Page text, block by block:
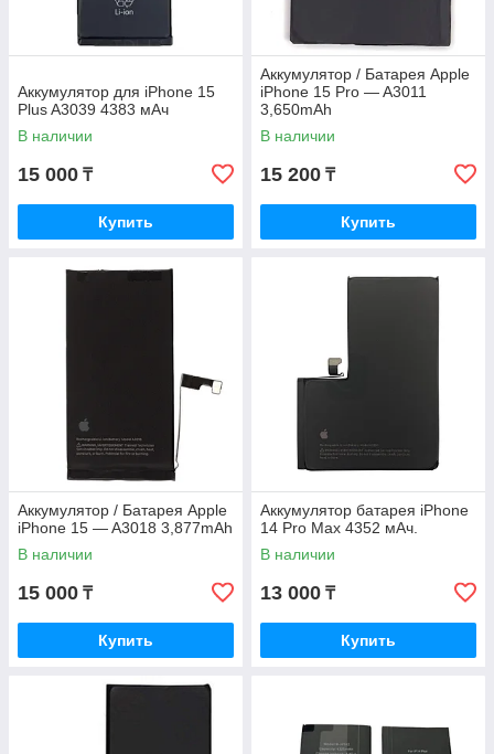
Аккумулятор для iPhone 15
Plus A3039 4383 мАч
В наличии
15 000 ₸
Купить
Аккумулятор / Батарея Apple
iPhone 15 Pro — A3011
3,650mAh
В наличии
15 200 ₸
Купить
Аккумулятор / Батарея Apple
iPhone 15 — A3018 3,877mAh
В наличии
15 000 ₸
Купить
Аккумулятор батарея iPhone
14 Pro Max 4352 мАч.
В наличии
13 000 ₸
Купить